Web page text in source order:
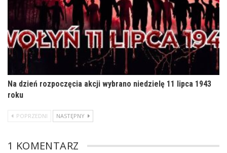
Na dzień rozpoczęcia akcji wybrano niedzielę 11 lipca 1943
roku
POPRZEDNI NASTĘPNY
1 KOMENTARZ